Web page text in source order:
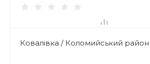
Ковалівка / Коломийський район